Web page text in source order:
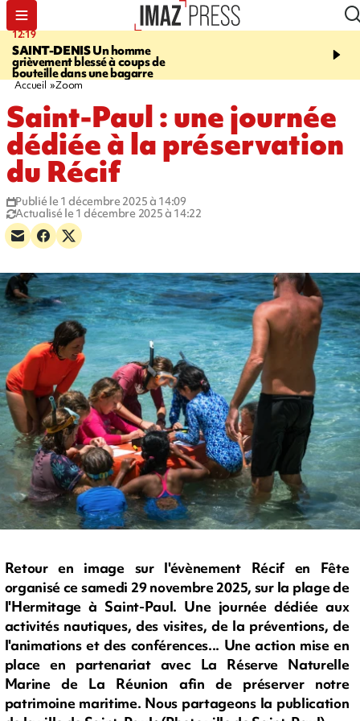
12:19
SAINT-DENISUn homme
grièvement blessé à coups de
bouteille dans une bagarre
20:01
A RETENIR CE SOIR
travail, bagarre à la
Accueil Zoom
Saint-Paul : une journée
dédiée à la préservation
du Récif
Publié le 1 décembre 2025 à 14:09
Actualisé le 1 décembre 2025 à 14:22
Retour en image sur l'évènement Récif en Fête
organisé ce samedi 29 novembre 2025, sur la plage de
l'Hermitage à Saint-Paul. Une journée dédiée aux
activités nautiques, des visites, de la préventions, de
l'animations et des conférences... Une action mise en
place en partenariat avec La Réserve Naturelle
Marine de La Réunion afin de préserver notre
patrimoine maritime. Nous partageons la publication